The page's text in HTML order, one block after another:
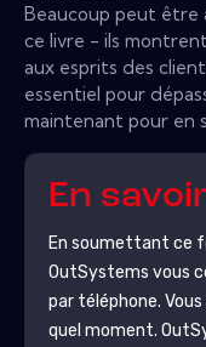
Beaucoup peut être
ce livre - ils
aux esprits des
essentiel pour
maintenant pour en
En
En soumettant ce
OutSystems vous
par téléphone.
quel moment.